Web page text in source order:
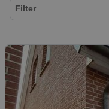
Filter